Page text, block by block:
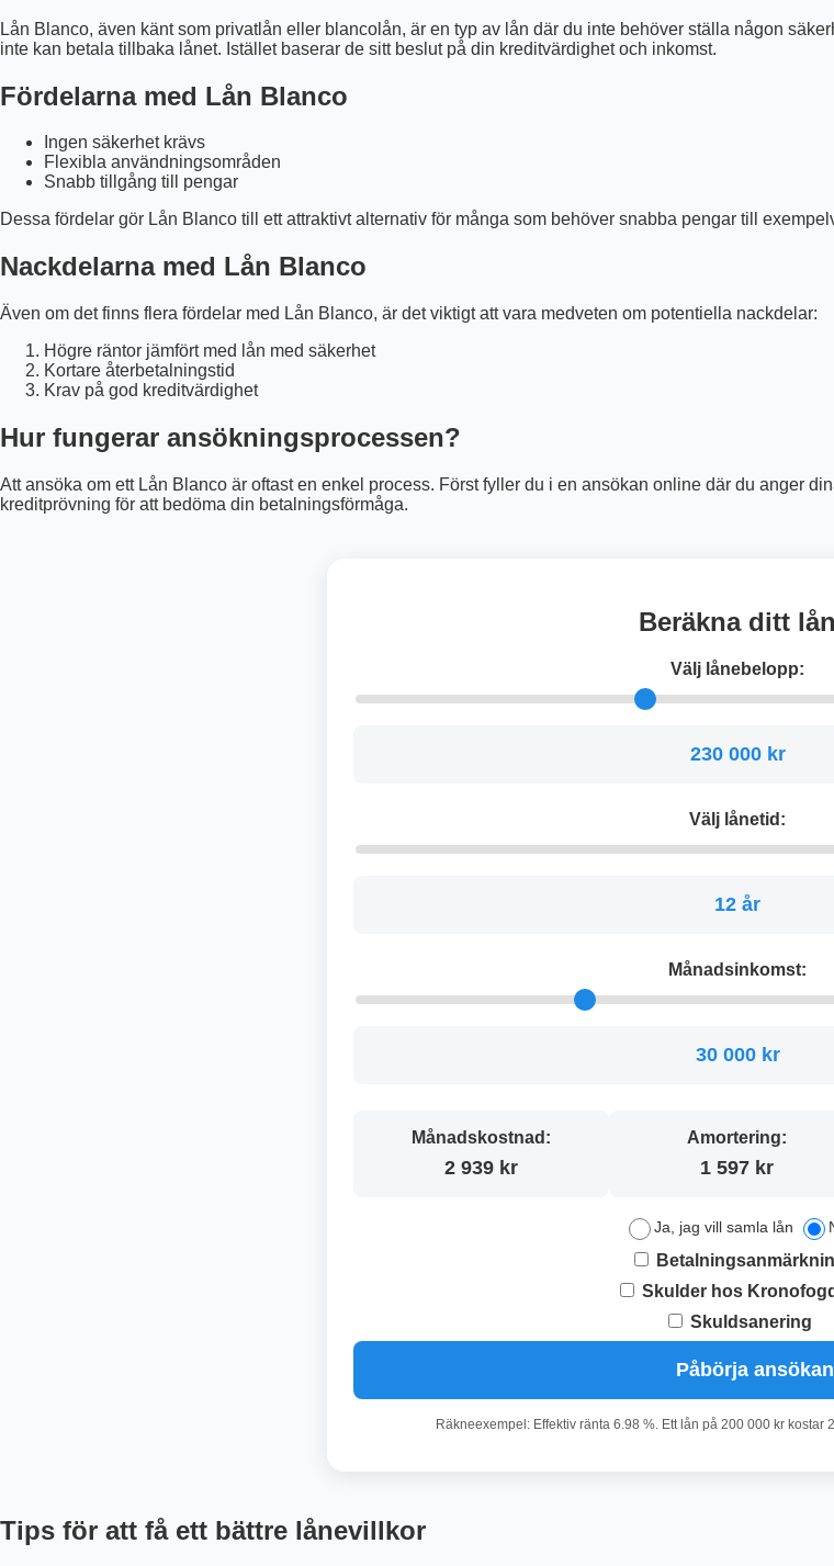
Lån Blanco, även känt som privatlån eller blancolån, är en typ av lån där du inte behöver ställa någon
inte kan betala tillbaka lånet. Istället baserar de sitt beslut på din kreditvärdighet och inkomst.
Fördelarna med Lån Blanco
Ingen säkerhet krävs
Flexibla användningsområden
Snabb tillgång till pengar
Dessa fördelar gör Lån Blanco till ett attraktivt alternativ för många som behöver snabba pengar till
Nackdelarna med Lån Blanco
Även om det finns flera fördelar med Lån Blanco, är det viktigt att vara medveten om potentiella nackdelar:
Högre räntor jämfört med lån med säkerhet
Kortare återbetalningstid
Krav på god kreditvärdighet
Hur fungerar ansökningsprocessen?
Att ansöka om ett Lån Blanco är oftast en enkel process. Först fyller du i en ansökan online där du anger
kreditprövning för att bedöma din betalningsförmåga.
Beräkna ditt lån
Välj lånebelopp:
230 000 kr
Välj lånetid:
12 år
Månadsinkomst:
30 000 kr
Månadskostnad:
2 939 kr
Amortering:
1 597 kr
Ja, jag vill samla lån
Skulder hos
Skuldsanering
Påbörja ansökan
Räkneexempel: Effektiv ränta 6.98 %. Ett lån på 200 000 kr kostar
Tips för att få ett bättre lånevillkor